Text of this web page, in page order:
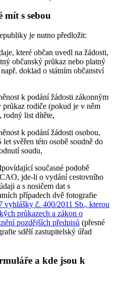
mít s sebou
je nutno předložit:
které občan uvedl na žádosti,
občanský průkaz nebo platný
doklad o státním občanství
k podání žádosti zákonným
průkaz rodiče (pokud je v něm
rodný list dítěte,
k podání žádosti osobou,
svěřen této osobě soudně do
soudu,
současné podobě
jde-li o vydání cestovního
a s nosičem dat s
případech dvě fotografie
vyhlášky č. 400/2011 Sb., kterou
průkazech a zákon o
pozdějších předpisů (přesné
sdělí zastupitelský úřad
a kde jsou k